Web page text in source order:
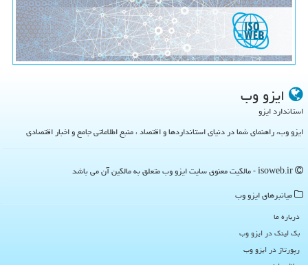
ایزو وب
استاندارد ایزو
ایزو وب، راهنمای شما در دنیای استانداردها و اقتصاد ، منبع اطلاعاتی جامع و اخبار اقتصادی
میانبرهای ایزو وب
درباره ما
بک لینک در ایزو وب
رپورتاژ در ایزو وب